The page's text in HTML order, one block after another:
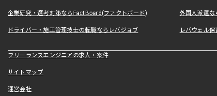
企業研究・選考対策ならFactBoard(ファクトボード) 外国人派遣な
ドライバー・施工管理技士の転職ならレバジョブ レバウェル
フリーランスエンジニアの求人・案件
サイトマップ
運営会社